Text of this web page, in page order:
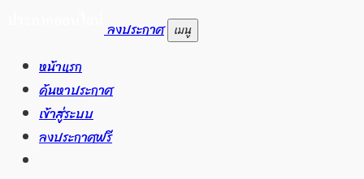
ลงประกาศ เมนู
หน้าแรก
ค้นหาประกาศ
เข้าสู่ระบบ
ลงประกาศฟรี